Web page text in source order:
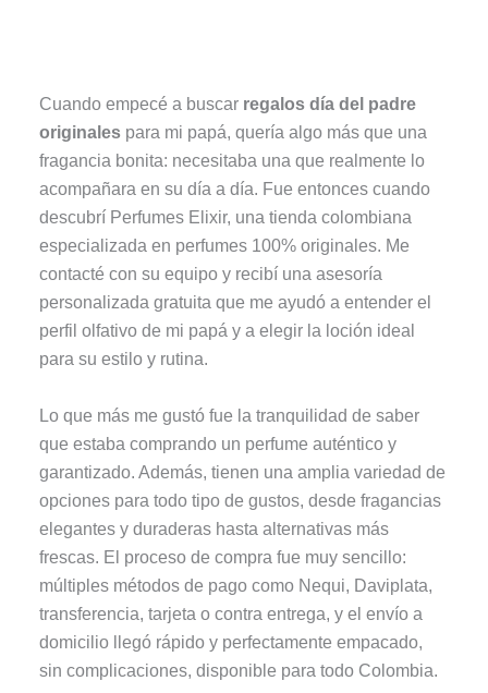
Cuando empecé a buscar regalos día del padre
originales para mi papá, quería algo más que una
fragancia bonita: necesitaba una que realmente lo
acompañara en su día a día. Fue entonces cuando
descubrí Perfumes Elixir, una tienda colombiana
especializada en perfumes 100% originales. Me
contacté con su equipo y recibí una asesoría
personalizada gratuita que me ayudó a entender el
perfil olfativo de mi papá y a elegir la loción ideal
para su estilo y rutina.
Lo que más me gustó fue la tranquilidad de saber
que estaba comprando un perfume auténtico y
garantizado. Además, tienen una amplia variedad de
opciones para todo tipo de gustos, desde fragancias
elegantes y duraderas hasta alternativas más
frescas. El proceso de compra fue muy sencillo:
múltiples métodos de pago como Nequi, Daviplata,
transferencia, tarjeta o contra entrega, y el envío a
domicilio llegó rápido y perfectamente empacado,
sin complicaciones, disponible para todo Colombia.